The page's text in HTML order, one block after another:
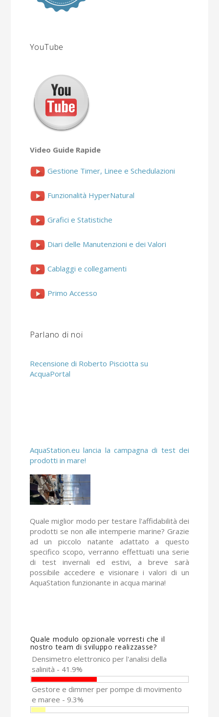
YouTube
Video Guide Rapide
Gestione Timer, Linee e Schedulazioni
Funzionalità HyperNatural
Grafici e Statistiche
Diari delle Manutenzioni e dei Valori
Cablaggi e collegamenti
Primo Accesso
Parlano di noi
Recensione di Roberto Pisciotta su
AcquaPortal
AquaStation.eu lancia la campagna di test dei
prodotti in mare!
Quale miglior modo per testare l'affidabilità dei
prodotti se non alle intemperie marine? Grazie
ad un piccolo natante adattato a questo
specifico scopo, verranno effettuati una serie
di test invernali ed estivi, a breve sarà
possibile accedere e visionare i valori di un
AquaStation funzionante in acqua marina!
Quale modulo opzionale vorresti che il
nostro team di sviluppo realizzasse?
Densimetro elettronico per l'analisi della
salinità - 41.9%
Gestore e dimmer per pompe di movimento
e maree - 9.3%